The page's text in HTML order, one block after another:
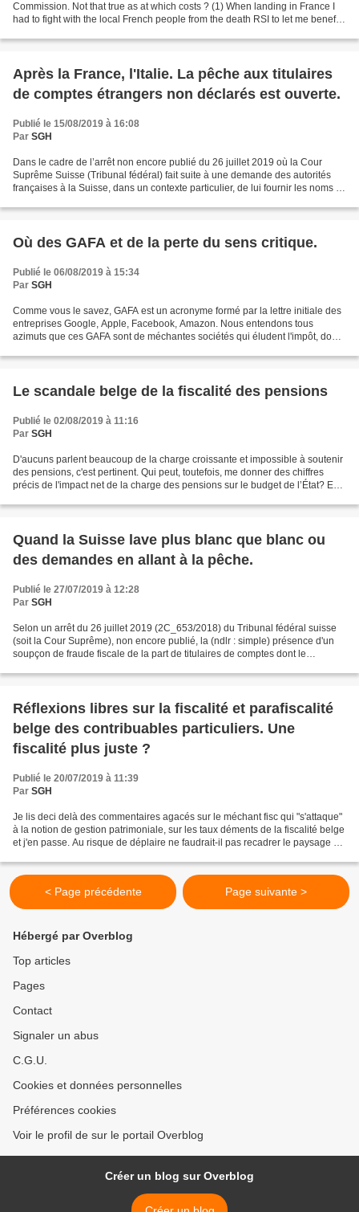
Commission. Not that true as at which costs ? (1) When landing in France I
had to fight with the local French people from the death RSI to let me benefit
Après la France, l'Italie. La pêche aux titulaires
de comptes étrangers non déclarés est ouverte.
Publié le 15/08/2019 à 16:08
Par SGH
Dans le cadre de l’arrêt non encore publié du 26 juillet 2019 où la Cour
Suprême Suisse (Tribunal fédéral) fait suite à une demande des autorités
françaises à la Suisse, dans un contexte particulier, de lui fournir les noms et
Où des GAFA et de la perte du sens critique.
Publié le 06/08/2019 à 15:34
Par SGH
Comme vous le savez, GAFA est un acronyme formé par la lettre initiale des
entreprises Google, Apple, Facebook, Amazon. Nous entendons tous
azimuts que ces GAFA sont de méchantes sociétés qui éludent l'impôt, dont
Le scandale belge de la fiscalité des pensions
Publié le 02/08/2019 à 11:16
Par SGH
D'aucuns parlent beaucoup de la charge croissante et impossible à soutenir
des pensions, c'est pertinent. Qui peut, toutefois, me donner des chiffres
précis de l'impact net de la charge des pensions sur le budget de l’État? En
Quand la Suisse lave plus blanc que blanc ou
des demandes en allant à la pêche.
Publié le 27/07/2019 à 12:28
Par SGH
Selon un arrêt du 26 juillet 2019 (2C_653/2018) du Tribunal fédéral suisse
(soit la Cour Suprême), non encore publié, la (ndlr : simple) présence d'un
soupçon de fraude fiscale de la part de titulaires de comptes dont le
Réflexions libres sur la fiscalité et parafiscalité
belge des contribuables particuliers. Une
fiscalité plus juste ?
Publié le 20/07/2019 à 11:39
Par SGH
Je lis deci delà des commentaires agacés sur le méchant fisc qui "s'attaque"
à la notion de gestion patrimoniale, sur les taux déments de la fiscalité belge
et j'en passe. Au risque de déplaire ne faudrait-il pas recadrer le paysage et
< Page précédente Page suivante >
Hébergé par Overblog
Top articles
Pages
Contact
Signaler un abus
C.G.U.
Cookies et données personnelles
Préférences cookies
Voir le profil de sur le portail Overblog
Créer un blog sur Overblog